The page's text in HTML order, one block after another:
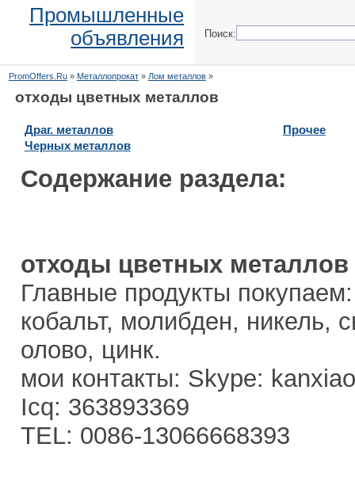
Промышленные
объявления
Поиск:
PromOffers.Ru» Металлопрокат» Лом металлов»
отходы цветных металлов
Драг. металлов
Прочее
Черных металлов
Содержание раздела:
отходы цветных металлов
Главные продукты
кобальт, молибден, никель,
олово, цинк.
мои контакты: Skype:
Icq: 363893369
TEL: 0086-13066668393